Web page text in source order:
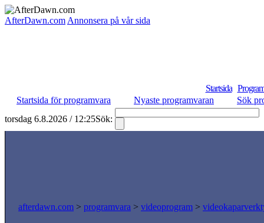
AfterDawn.com Annonsera på vår sida
Startsida
Startsida för programvara
Nyaste programvaran
Sök
torsdag 6.8.2026 / 12:25Sök:
afterdawn.com > programvara > videoprogram >